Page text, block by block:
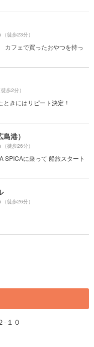
（徒歩23分）
カフェで買ったおやつを持っ
徒歩2分）
きにはリピート決定！
港）
（徒歩26分）
SPICAに乗って 船旅スタート
（徒歩26分）
-１０